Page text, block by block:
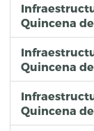
Quincena
Quincena
Quincena